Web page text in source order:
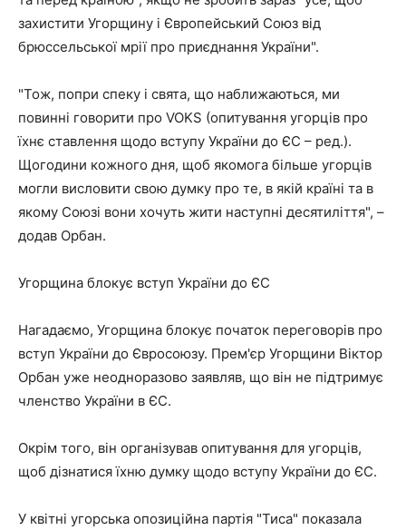
захистити Угорщину і Європейський Союз від
брюссельської мрії про приєднання України".
"Тож, попри спеку і свята, що наближаються, ми
повинні говорити про VOKS (опитування угорців про
їхнє ставлення щодо вступу України до ЄС – ред.).
Щогодини кожного дня, щоб якомога більше угорців
могли висловити свою думку про те, в якій країні та в
якому Союзі вони хочуть жити наступні десятиліття", –
додав Орбан.
Угорщина блокує вступ України до ЄС
Нагадаємо, Угорщина блокує початок переговорів про
вступ України до Євросоюзу. Прем'єр Угорщини Віктор
Орбан уже неодноразово заявляв, що він не підтримує
членство України в ЄС.
Окрім того, він організував опитування для угорців,
щоб дізнатися їхню думку щодо вступу України до ЄС.
У квітні угорська опозиційна партія "Тиса" показала